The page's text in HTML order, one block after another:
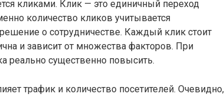
кликами. Клик — это единичный переход
количество кликов учитывается
о сотрудничестве. Каждый клик стоит
и зависит от множества факторов. При
реально существенно повысить.
трафик и количество посетителей. Очевидно,